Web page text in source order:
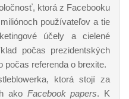
ktorá z Facebooku
používateľov a tie
účely a cielené
počas prezidentských
počas referenda o brexite.
ktorá stojí za
ako Facebook papers. K